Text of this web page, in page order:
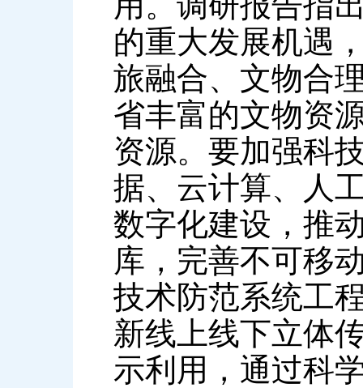
的重大发展机遇
旅融合、文物合
省丰富的文物资
资源。要加强科
据、云计算、人
数字化建设，推
库，完善不可移
技术防范系统工
新线上线下立体
示利用，通过科